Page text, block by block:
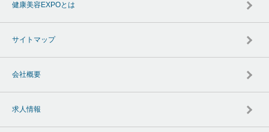
健康美容EXPOとは
サイトマップ
会社概要
求人情報